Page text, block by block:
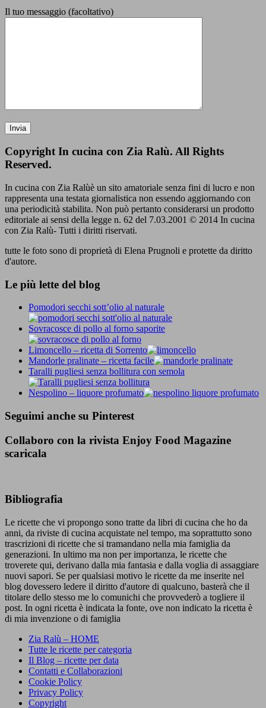
Il tuo messaggio (facoltativo)
Copyright In cucina con Zia Ralù. All Rights
Reserved.
In cucina con Zia Ralùè un sito amatoriale senza fini di lucro e non
rappresenta una testata giornalistica non essendo aggiornando con
una periodicità stabilita. Non può pertanto considerarsi un prodotto
editoriale ai sensi della legge n. 62 del 7.03.2001 © 2014 In cucina
con Zia Ralù- Tutti i diritti riservati.
tutte le foto sono di proprietà di Elena Prugnoli e protette da diritto
d'autore.
Le più lette del blog
Pomodori secchi sott’olio al naturale
Sovracosce di pollo al forno saporite
Limoncello – ricetta di Sorrento
Mandorle pralinate – ricetta facile
Taralli pugliesi senza bollitura con semola
Nespolino – liquore profumato
Seguimi anche su Pinterest
Collaboro con la rivista Enjoy Food Magazine
scaricala
Bibliografia
Le ricette che vi propongo sono tratte da libri di cucina che ho da
anni, da riviste di cucina acquistate nel tempo, ma soprattutto sono
trascrizioni di ricette che si tramandano nella mia famiglia da
generazioni. In ultimo ma non per importanza, le ricette che
troverete qui, derivano dalla mia fantasia e dalla voglia di assaggiare
nuovi sapori. Se per qualsiasi motivo le ricette da me inserite nel
blog dovessero ledere il diritto d'autore di qualcuno, basterà che il
titolare dello stesso me lo comunichi che provvederò a togliere il
post. In ogni ricetta è indicata la fonte, ove non indicato la ricetta è
di mia invenzione o di famiglia
Zia Ralù – HOME
Tutte le ricette per categoria
Il Blog – ricette per data
Contatti e Collaborazioni
Cookie Policy
Privacy Policy
Copyright